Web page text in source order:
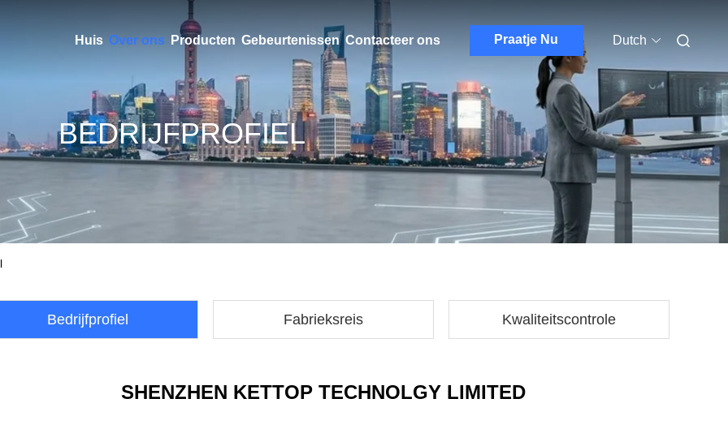
Huis Over ons Producten Gebeurtenissen Contacteer ons Praatje Nu Dutch
BEDRIJFPROFIEL
Bedrijfprofiel Fabrieksreis Kwaliteitscontrole
SHENZHEN KETTOP TECHNOLGY LIMITED